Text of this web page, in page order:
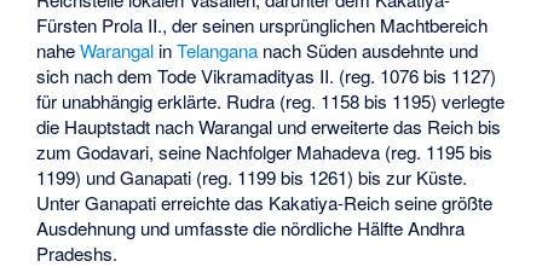
Fürsten Prola II., der seinen ursprünglichen Machtbereich
naheWarangal inTelangana nach Süden ausdehnte und
sich nach dem Tode Vikramadityas II. (reg. 1076 bis 1127)
für unabhängig erklärte. Rudra (reg. 1158 bis 1195) verlegte
die Hauptstadt nach Warangal und erweiterte das Reich bis
zum Godavari, seine Nachfolger Mahadeva (reg. 1195 bis
1199) und Ganapati (reg. 1199 bis 1261) bis zur Küste.
Unter Ganapati erreichte das Kakatiya-Reich seine größte
Ausdehnung und umfasste die nördliche Hälfte Andhra
Pradeshs.